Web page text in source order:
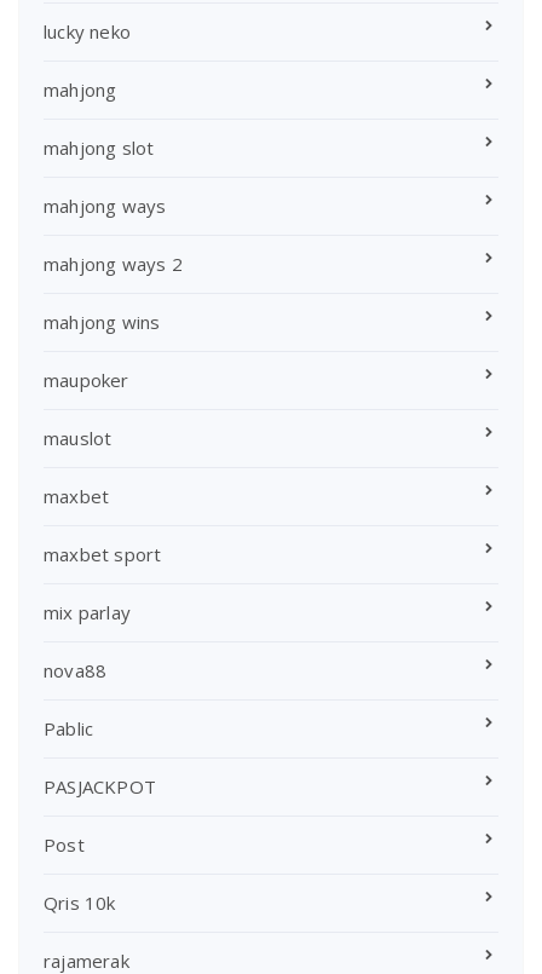
lucky neko
mahjong
mahjong slot
mahjong ways
mahjong ways 2
mahjong wins
maupoker
mauslot
maxbet
maxbet sport
mix parlay
nova88
Pablic
PASJACKPOT
Post
Qris 10k
rajamerak